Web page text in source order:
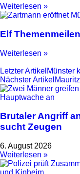
Weiterlesen »
Elf
Weiterlesen »
Letzter Artikel Münster
Nächster Artikel
Brutaler Angriff
sucht Zeugen
6. August 2026
Weiterlesen »